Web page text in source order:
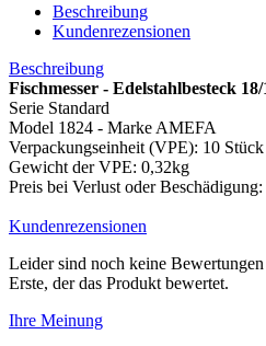
Beschreibung
Kundenrezensionen
Beschreibung
Fischmesser - Edelstahlbesteck
Serie Standard
Model 1824 - Marke AMEFA
Verpackungseinheit (VPE): 10 Stück
Gewicht der VPE: 0,32kg
Preis bei Verlust oder
Kundenrezensionen
Leider sind noch keine
Erste, der das Produkt bewertet.
Ihre Meinung